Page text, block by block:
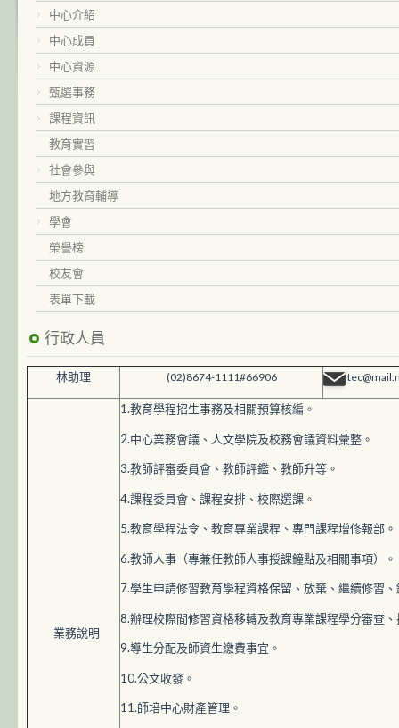
中心介紹
中心成員
中心資源
甄選事務
課程資訊
教育實習
社會參與
地方教育輔導
學會
榮譽榜
校友會
表單下載
行政人員
林助理 (02)8674-1111#66906
業務說明
1.教育學程招生事務及相關預算核編。
2.中心業務會議、人文學院及校務會議資料彙整。
3.教師評審委員會、教師評鑑、教師升等。
4.課程委員會、課程安排、校際選課。
5.教育學程法令、教育專業課程、專門課程增修報部。
6.教師人事（專兼任教師人事授課鐘點及相關事項）。
7.學生申請修習教育學程資格保留、放棄、繼續修習
8.辦理校際間修習資格移轉及教育專業課程學分審查
9.導生分配及師資生繳費事宜。
10.公文收發。
11.師培中心財產管理。